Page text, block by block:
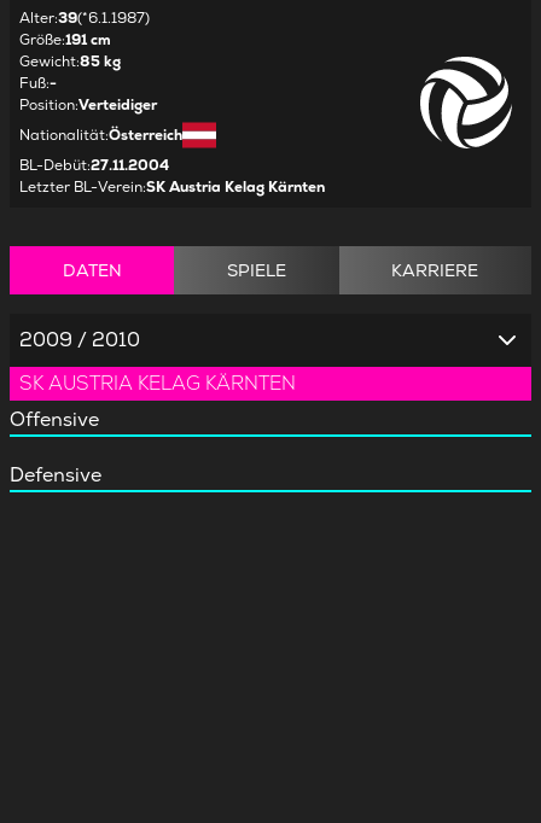
Alter:39(*6.1.1987)
Größe:191 cm
Gewicht:85 kg
Fuß:-
Position:Verteidiger
Nationalität:Österreich
BL-Debüt:27.11.2004
Letzter BL-Verein:SK Austria Kelag Kärnten
DATEN SPIELE KARRIERE
2009 / 2010
SK AUSTRIA KELAG KÄRNTEN
Offensive
Defensive